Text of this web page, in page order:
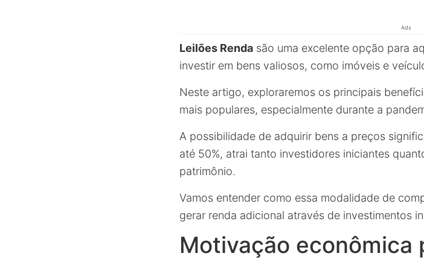
Ads
Leilões Renda são uma excelente opção para
investir em bens valiosos, como imóveis e
Neste artigo, exploraremos os principais
mais populares, especialmente durante a
A possibilidade de adquirir bens a preços
até 50%, atrai tanto investidores iniciantes
patrimônio.
Vamos entender como essa modalidade de
gerar renda adicional através de investimentos
Motivação econômica